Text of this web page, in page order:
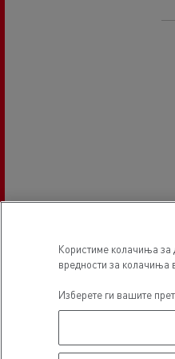
Користиме колачиња за
вредности за колачиња
Изберете ги вашите